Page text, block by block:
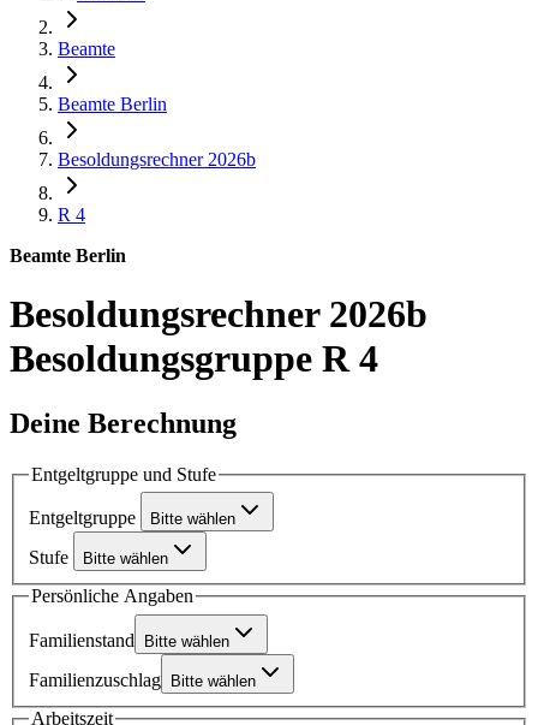
Beamte
Beamte Berlin
Besoldungsrechner 2026b
R 4
Beamte Berlin
Besoldungsrechner 2026b
Besoldungsgruppe R 4
Deine Berechnung
Entgeltgruppe und Stufe
Entgeltgruppe Bitte wählen
Stufe Bitte wählen
Persönliche Angaben
Familienstand Bitte wählen
Familienzuschlag Bitte wählen
Arbeitszeit